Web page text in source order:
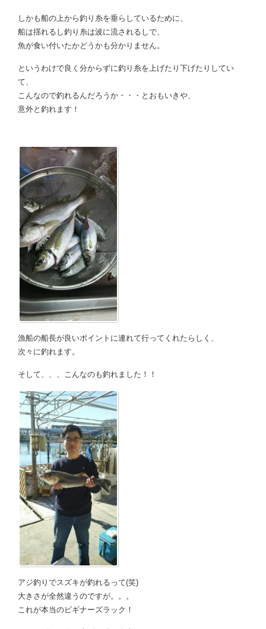
しかも船の上から釣り糸を垂らしているために、
船は揺れるし釣り糸は波に流されるしで、
魚が食い付いたかどうかも分かりません。
というわけで良く分からずに釣り糸を上げたり下げたりしてい
て、
こんなので釣れるんだろうか・・・とおもいきや、
意外と釣れます！
漁船の船長が良いポイントに連れて行ってくれたらしく、
次々に釣れます。
そして、、、こんなのも釣れました！！
アジ釣りでスズキが釣れるって(笑)
大きさが全然違うのですが。。。
これが本当のビギナーズラック！